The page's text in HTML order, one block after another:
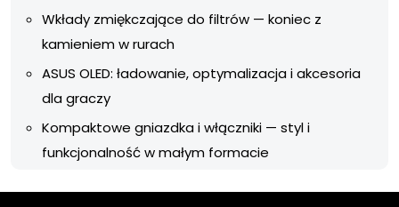
Wkłady zmiękczające do filtrów — koniec z
kamieniem w rurach
ASUS OLED: ładowanie, optymalizacja i akcesoria
dla graczy
Kompaktowe gniazdka i włączniki — styl i
funkcjonalność w małym formacie